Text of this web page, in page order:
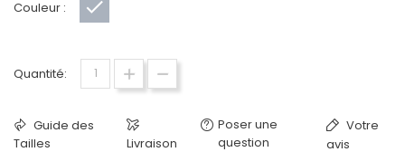
Couleur :
Quantité:
Guide des
Tailles
Livraison
Poser une
question
Votre
avis